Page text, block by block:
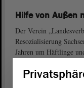
Hilfe von Außen
Der Verein
Resozialisierung
Jahren um Häftlinge
Häftlinge entlassen